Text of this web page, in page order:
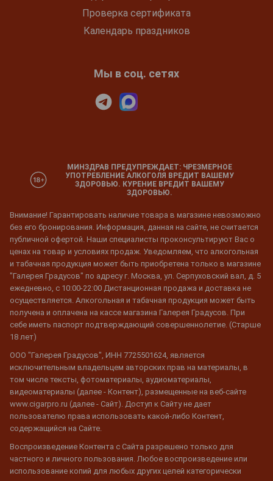
Проверка сертификата
Календарь праздников
Мы в соц. сетях
МИНЗДРАВ ПРЕДУПРЕЖДАЕТ: ЧРЕЗМЕРНОЕ
УПОТРЕБЛЕНИЕ АЛКОГОЛЯ ВРЕДИТ ВАШЕМУ
ЗДОРОВЬЮ. КУРЕНИЕ ВРЕДИТ ВАШЕМУ
ЗДОРОВЬЮ.
Внимание! Гарантировать наличие товара в магазине невозможно
без его бронирования. Информация, данная на сайте, не считается
публичной офертой. Наши специалисты проконсультируют Вас о
ценах на товар и условиях продаж. Уведомляем, что алкогольная
и табачная продукция может быть приобретена только в магазине
"Галерея Градусов" по адресу г. Москва, ул. Серпуховский вал, д. 5
ежедневно, с 10:00-22:00 Дистанционная продажа и доставка не
осуществляется. Алкогольная и табачная продукция может быть
получена и оплачена на кассе магазина Галерея Градусов. При
себе иметь паспорт подтверждающий совершеннолетие. (Старше
18 лет)
ООО "Галерея Градусов", ИНН 7725501624, является
исключительным владельцем авторских прав на материалы, в
том числе тексты, фотоматериалы, аудиоматериалы,
видеоматериалы (далее - Контент), размещенные на веб-сайте
www.cigarpro.ru (далее - Сайт). Доступ к Сайту не дает
пользователю права использовать какой-либо Контент,
содержащийся на Сайте.
Воспроизведение Контента с Сайта разрешено только для
частного и личного пользования. Любое воспроизведение или
использование копий для любых других целей категорически